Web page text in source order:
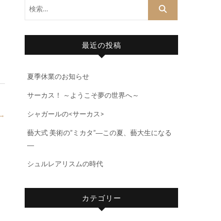
最近の投稿
夏季休業のお知らせ
サーカス！ ～ようこそ夢の世界へ～
シャガールの<サーカス>
藝大式 美術の”ミカタ”―この夏、藝大生になる
―
シュルレアリスムの時代
カテゴリー